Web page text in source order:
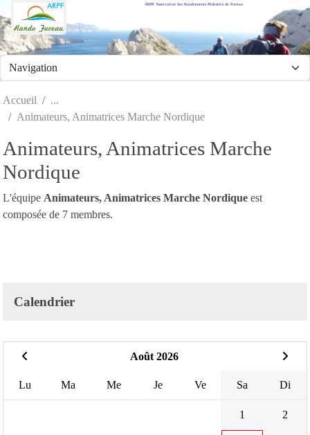
ARPF Association des Randonneurs Pédestres de Fuveau
Accueil
Animateurs, Animatrices Marche Nordique
Animateurs, Animatrices Marche
Nordique
L'équipe Animateurs, Animatrices Marche Nordique est
composée de 7 membres.
Calendrier
Août 2026
Lu Ma Me Je Ve Sa Di
1 2
Panneau de gestion des cookies